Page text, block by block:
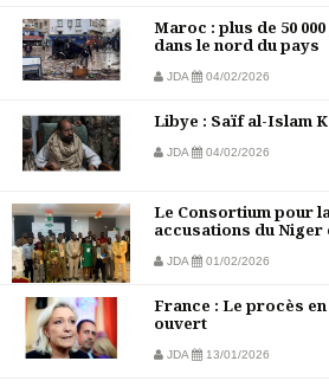
Maroc : plus de 50
dans le nord du pays
JDA 04/02/2026
Libye : Saïf al-Islam
JDA 04/02/2026
Le Consortium pour
accusations du Niger
JDA 01/02/2026
France : Le procès
ouvert
JDA 13/01/2026